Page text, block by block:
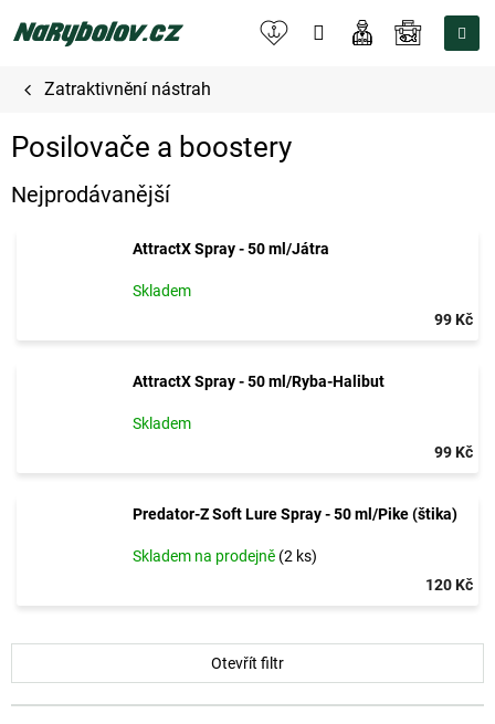
na
NÁKUPNÍ
Zatraktivnění nástrah
Posilovače a boostery
Nejprodávanější
AttractX Spray - 50 ml/Játra
Skladem
99 Kč
AttractX Spray - 50 ml/Ryba-Halibut
Skladem
99 Kč
Predator-Z Soft Lure Spray - 50 ml/Pike (štika)
Skladem na prodejně (2 ks)
120 Kč
Otevřít filtr
ý
p